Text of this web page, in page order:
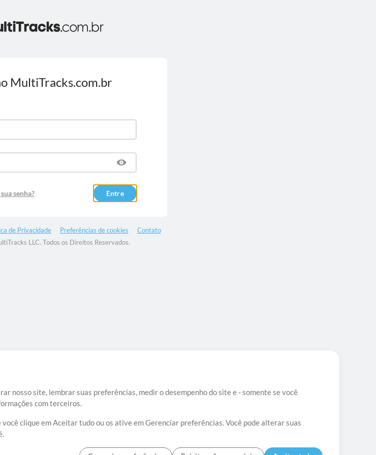
nosso site, lembrar suas preferências, medir o desempenho do site e - somente se você
com terceiros.
clique em Aceitar tudo ou os ative em Gerenciar preferências. Você pode alterar suas
MultiTracks.com.br
senha? Entre
de Privacidade Preferências de cookies
Contato
LLC. Todos os Direitos Reservados.